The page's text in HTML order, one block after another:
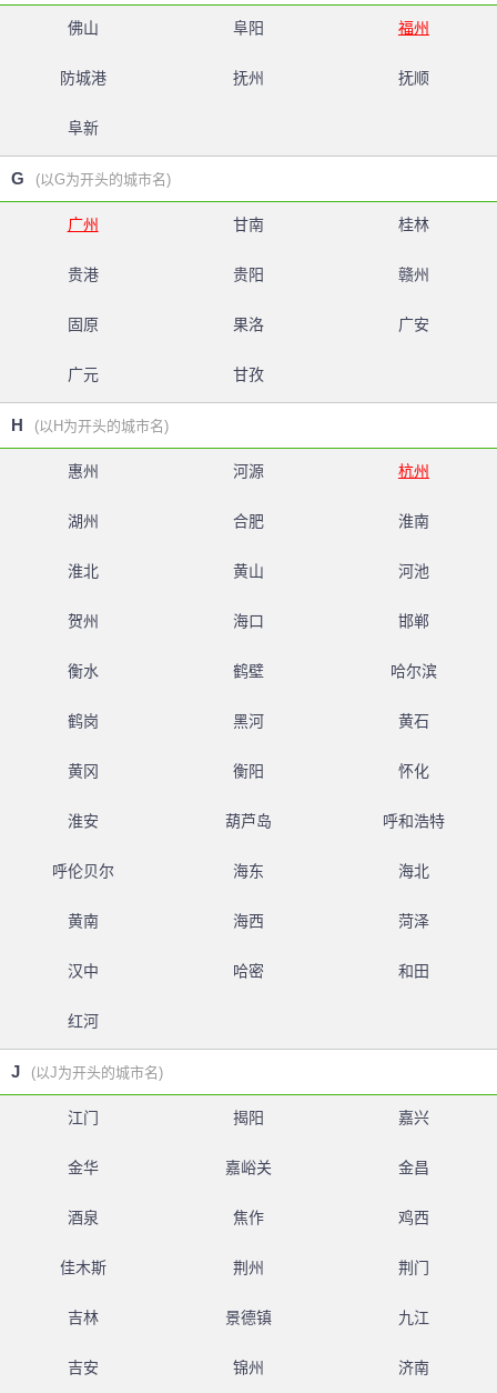
佛山 阜阳 福州
防城港 抚州 抚顺
阜新
G (以G为开头的城市名)
广州 甘南 桂林
贵港 贵阳 赣州
固原 果洛 广安
广元 甘孜
H (以H为开头的城市名)
惠州 河源 杭州
湖州 合肥 淮南
淮北 黄山 河池
贺州 海口 邯郸
衡水 鹤壁 哈尔滨
鹤岗 黑河 黄石
黄冈 衡阳 怀化
淮安 葫芦岛 呼和浩特
呼伦贝尔 海东 海北
黄南 海西 菏泽
汉中 哈密 和田
红河
J (以J为开头的城市名)
江门 揭阳 嘉兴
金华 嘉峪关 金昌
酒泉 焦作 鸡西
佳木斯 荆州 荆门
吉林 景德镇 九江
吉安 锦州 济南